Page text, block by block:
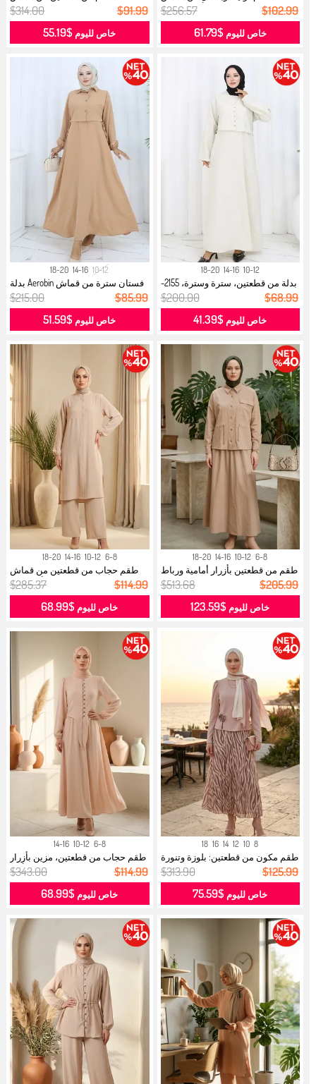
أيروبين، ق...
$256.57 $102.99
خاص لليوم$61.79
الكوردروي 637...$314.00 $91.99
خاص لليوم $55.19
10-12
14-16
18-20
بدلة من قطعتين، سترة وسترة، 2155-
03...
$200.00 $68.99
خاص لليوم $41.39
10-12
14-16
18-20
فستان سترة من قماش Aerobin بدلة
من ...
$215.00 $85.99
خاص لليوم $51.59
6-8
10-12
14-16
18-20
طقم من قطعتين بأزرار أمامية ورباط
ع...
$513.68 $205.99
خاص لليوم $123.59
6-8
10-12
14-16
18-20
طقم حجاب من قطعتين من قماش
أيروبين ...
$285.37 $114.99
خاص لليوم $68.99
8
10
12
14
16
18
طقم مكون من قطعتين: بلوزة وتنورة
بت...
$313.90 $125.99
خاص لليوم $75.59
6-8
10-12
14-16
طقم حجاب من قطعتين، مزين بأزرار
وأك...
$343.00 $114.99
خاص لليوم $68.99